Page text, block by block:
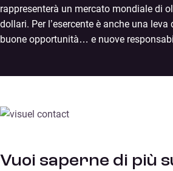
rappresenterà un mercato mondiale di
dollari. Per l’esercente è anche una
buone opportunità… e nuove
Vuoi saperne di più